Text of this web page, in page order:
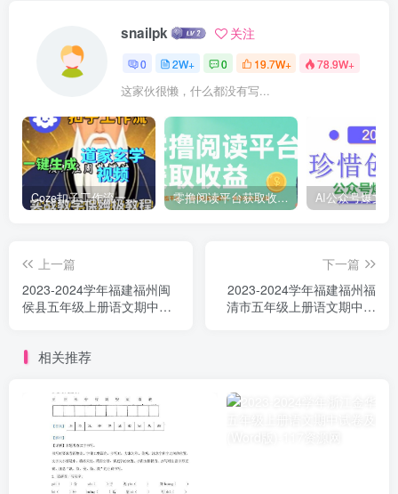
snailpk 关注
0 2W+ 0 19.7W+ 78.9W+
这家伙很懒，什么都没有写...
Coze扣子工作流一键生成道家玄学短视频，实战保姆级教程 零撸阅读平台获取收益，最新无门槛平台，一部手机即可操作，单日收益50-3张【揭秘】
上一篇
2023-2024学年福建福州闽
侯县五年级上册语文期中试
下一篇
2023-2024学年福建福州福
清市五年级上册语文期中试
相关推荐